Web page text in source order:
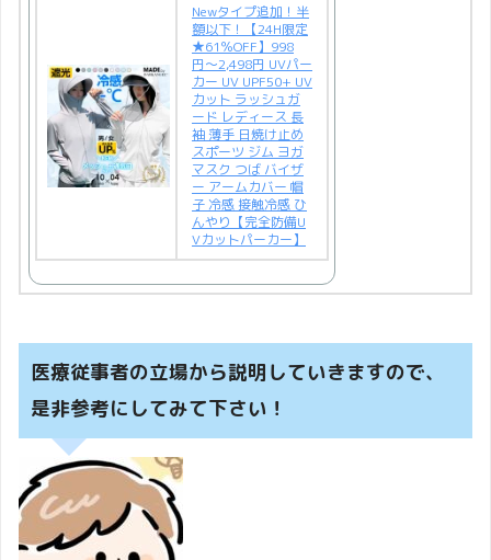
Newタイプ追加！半
額以下！【24H限定
★61％OFF】998
円〜2,498円 UVパー
カー UV UPF50+ UV
カット ラッシュガ
ード レディース 長
袖 薄手 日焼け止め
スポーツ ジム ヨガ
マスク つば バイザ
ー アームカバー 帽
子 冷感 接触冷感 ひ
んやり【完全防備U
Vカットパーカー】
医療従事者の立場から説明していきますので、
是非参考にしてみて下さい！